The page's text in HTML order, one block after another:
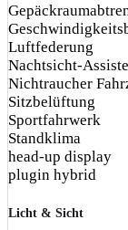
Luftfederung
Nachtsicht-
Nichtraucher
Sitzbelüftung
Sportfahrwerk
Standklima
head-up display
plugin hybrid
Licht & Sicht